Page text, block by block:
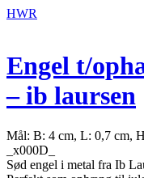
HWR
Engel t/
– ib laursen
Mål: B: 4 cm, L: 0,7 cm,
_x000D_
Sød engel i metal fra Ib